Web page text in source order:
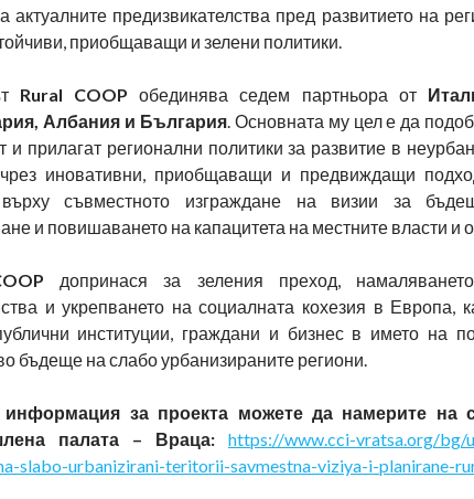
актуалните предизвикателства пред развитието на
приобщаващи и зелени политики.
Rural COOP обединява седем партньора от
Албания и България. Основната му цел е да
и прилагат регионални политики за развитие в
иновативни, приобщаващи и предвиждащи
съвместното изграждане на визии за
и повишаването на капацитета на местните власти и
допринася за зеления преход,
и укрепването на социалната кохезия в Европа,
институции, граждани и бизнес в името на
бъдеще на слабо урбанизираните региони.
информация за проекта можете да намерите на
палата – Враца:
https://www.cci-vratsa.org/bg/
slabo-urbanizirani-teritorii-savmestna-viziya-i-planirane-